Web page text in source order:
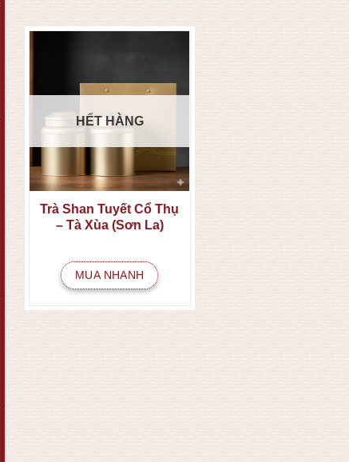
HẾT HÀNG
Trà Shan Tuyết Cổ Thụ
– Tà Xùa (Sơn La)
MUA NHANH